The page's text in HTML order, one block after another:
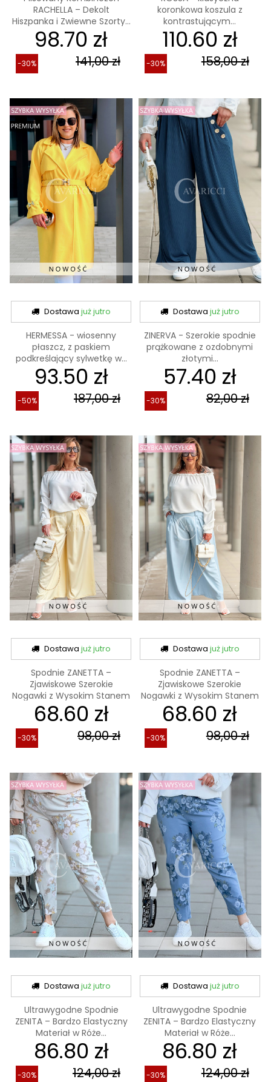
RACHELLA – Dekolt
Hiszpanka i Zwiewne Szorty...
98.70 zł
141,00 zł
-30%
koronkowa koszula z
kontrastującym...
110.60 zł
158,00 zł
-30%
Dostawajuż jutro
HERMESSA - wiosenny
płaszcz, z paskiem
podkreślający sylwetkę w...
93.50 zł
187,00 zł
-50%
Dostawa już jutro
ZINERVA - Szerokie spodnie
prążkowane z ozdobnymi
złotymi...
57.40 zł
82,00 zł
-30%
Dostawajuż jutro
Spodnie ZANETTA –
Zjawiskowe Szerokie
Nogawki z Wysokim Stanem
w...
68.60 zł
98,00 zł
-30%
Dostawa już jutro
Spodnie ZANETTA –
Zjawiskowe Szerokie
Nogawki z Wysokim Stanem
w...
68.60 zł
98,00 zł
-30%
Dostawajuż jutro
Ultrawygodne Spodnie
ZENITA – Bardzo Elastyczny
Materiał w Róże...
86.80 zł
124,00 zł
-30%
Dostawa już jutro
Ultrawygodne Spodnie
ZENITA – Bardzo Elastyczny
Materiał w Róże...
86.80 zł
124,00 zł
-30%